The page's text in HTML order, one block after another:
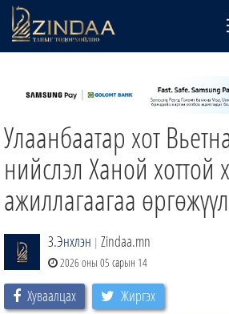
ТВ8
ӨГЛӨӨНИЙ СОНИН
АУДИО ЗОХИОЛ
Улаанбаатар хот
нийслэл Ханой хоттой
ажиллагаагаа
З.Энхлэн | Zindaa.mn
2026 оны 05 сарын 14
Хуваалцах Жиргэх